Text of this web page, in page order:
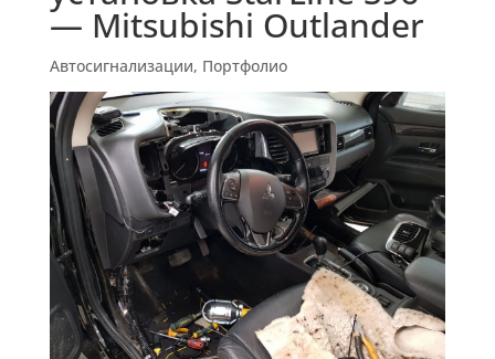
— Mitsubishi Outlander
Автосигнализации, Портфолио